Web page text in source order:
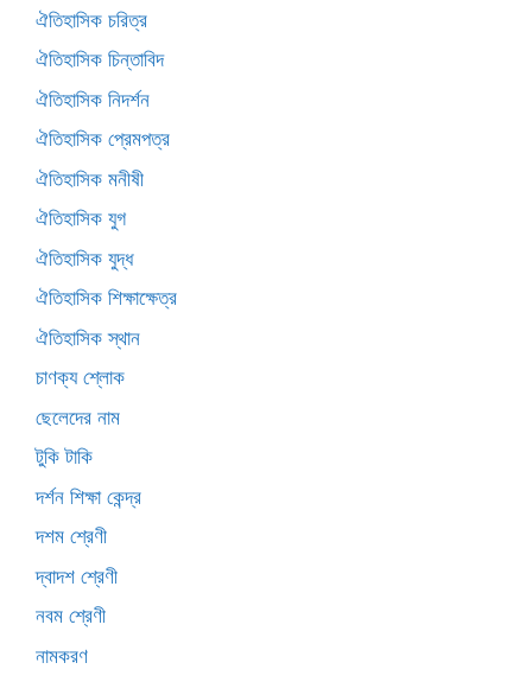
ঐতিহাসিক চরিত্র
ঐতিহাসিক চিন্তাবিদ
ঐতিহাসিক নিদর্শন
ঐতিহাসিক প্রেমপত্র
ঐতিহাসিক মনীষী
ঐতিহাসিক যুগ
ঐতিহাসিক যুদ্ধ
ঐতিহাসিক শিক্ষাক্ষেত্র
ঐতিহাসিক স্থান
চাণক্য শ্লোক
ছেলেদের নাম
টুকি টাকি
দর্শন শিক্ষা কেন্দ্র
দশম শ্রেণী
দ্বাদশ শ্রেণী
নবম শ্রেণী
নামকরণ